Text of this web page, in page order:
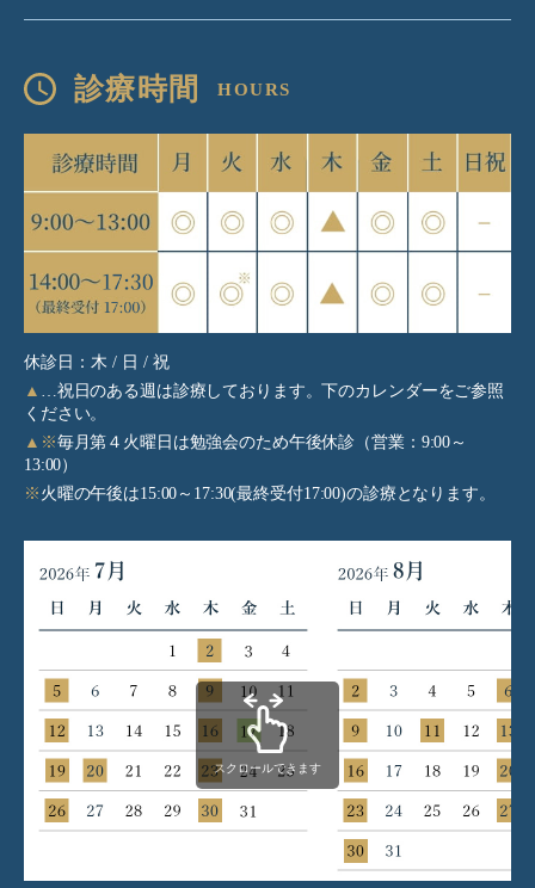
診療時間
休診日：木 / 日 / 祝
▲ …祝日のある週は診療しております。下のカレンダーをご参照
ください。
▲※毎月第４火曜日は勉強会のため午後休診（営業：9:00～
13:00）
※ 火曜の午後は15:00～17:30(最終受付17:00)の診療となります。
スクロールできます